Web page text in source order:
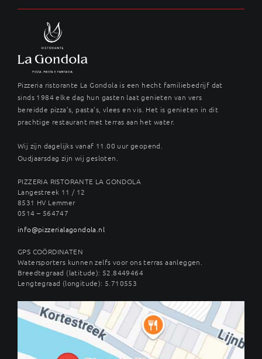
Pizzeria ristorante La Gondola is een hecht familiebedrijf dat
sinds 1984 elke dag hun gasten laat genieten van vers
bereidde pizza’s, pasta’s, vlees en vis. Het is genieten in dit
prachtige restaurant met terras aan het water.
Wij zijn dagelijks vanaf 11.00 uur geopend.
Oudjaarsdag zijn wij gesloten.
PIZZERIA RISTORANTE LA GONDOLA
Langestreek 11 / 12
8531 HV Lemmer
0514 – 564747
info@pizzerialagondola.nl
GPS COÖRDINATEN
Watersporters kunnen zelfs voor ons terras aanleggen.
Breedtegraad (latitude): 52.8449464
Lengtegraad (longitude): 5.710553